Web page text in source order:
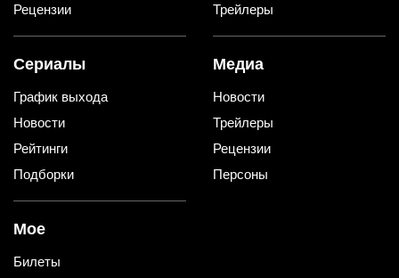
Рецензии
Трейлеры
Сериалы
График выхода
Новости
Рейтинги
Подборки
Медиа
Новости
Трейлеры
Рецензии
Персоны
Мое
Билеты